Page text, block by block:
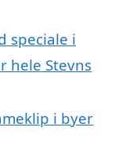
speciale i
hele Stevns
i byer